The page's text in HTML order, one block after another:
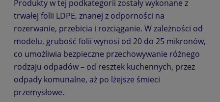
Produkty w tej podkategorii zostały wykonane z
trwałej folii LDPE, znanej z odporności na
rozerwanie, przebicia i rozciąganie. W zależności od
modelu, grubość folii wynosi od 20 do 25 mikronów,
co umożliwia bezpieczne przechowywanie różnego
rodzaju odpadów – od resztek kuchennych, przez
odpady komunalne, aż po lżejsze śmieci
przemysłowe.